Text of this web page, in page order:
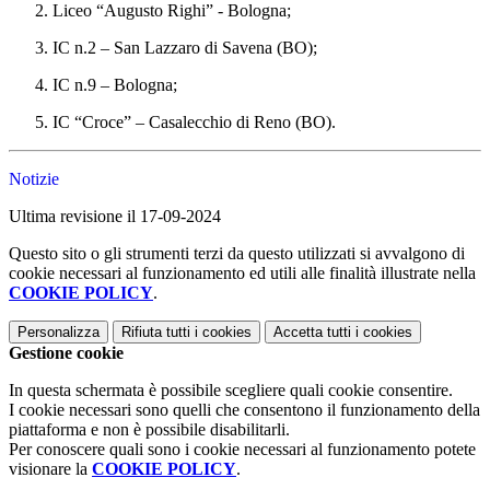
Liceo “Augusto Righi” - Bologna;
IC n.2 – San Lazzaro di Savena (BO);
IC n.9 – Bologna;
IC “Croce” – Casalecchio di Reno (BO).
Notizie
Ultima revisione il 17-09-2024
Questo sito o gli strumenti terzi da questo utilizzati si avvalgono di
cookie necessari al funzionamento ed utili alle finalità illustrate nella
COOKIE POLICY.
Personalizza Rifiuta tutti i cookies Accetta tutti i cookies
Gestione cookie
In questa schermata è possibile scegliere quali cookie consentire.
I cookie necessari sono quelli che consentono il funzionamento della
piattaforma e non è possibile disabilitarli.
Per conoscere quali sono i cookie necessari al funzionamento potete
visionare la COOKIE POLICY.